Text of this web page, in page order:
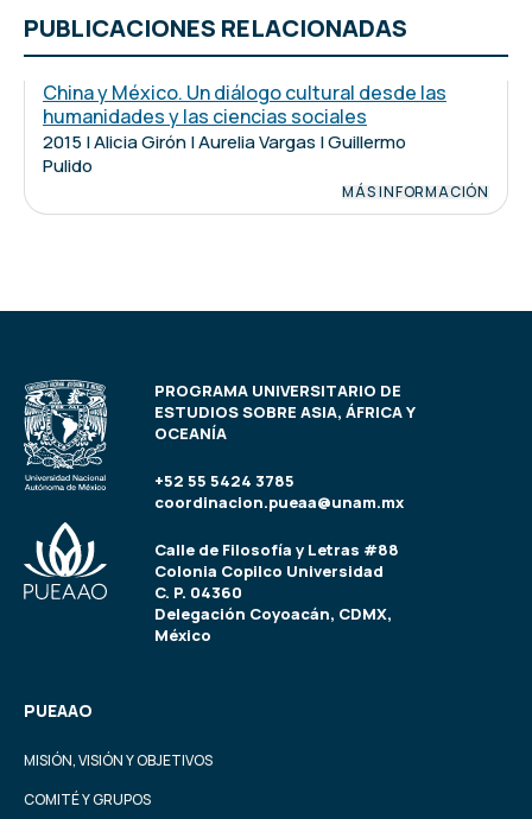
PUBLICACIONES RELACIONADAS
China y México. Un diálogo cultural desde las
humanidades y las ciencias sociales
2015 | Alicia Girón | Aurelia Vargas | Guillermo
Pulido
MÁS INFORMACIÓN
PROGRAMA UNIVERSITARIO DE
ESTUDIOS SOBRE ASIA, ÁFRICA Y
OCEANÍA
+52 55 5424 3785
coordinacion.pueaa@unam.mx
Calle de Filosofía y Letras #88
Colonia Copilco Universidad
C. P. 04360
Delegación Coyoacán, CDMX,
México
PUEAAO
MISIÓN, VISIÓN Y OBJETIVOS
COMITÉ Y GRUPOS